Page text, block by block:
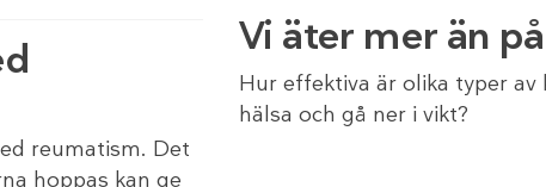
reumatism. Det
hoppas kan ge
Vi äter mer än
Hur effektiva är olika typer
hälsa och gå ner i vikt?